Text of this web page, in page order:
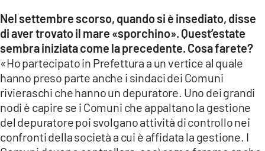
Nel settembre scorso, quando si è insediato, disse
di aver trovato il mare «sporchino». Quest’estate
sembra iniziata come la precedente. Cosa farete?
«Ho partecipato in Prefettura a un vertice al quale
hanno preso parte anche i sindaci dei Comuni
rivieraschi che hanno un depuratore. Uno dei grandi
nodi è capire se i Comuni che appaltano la gestione
del depuratore poi svolgano attività di controllo nei
confronti della società a cui è affidata la gestione. I